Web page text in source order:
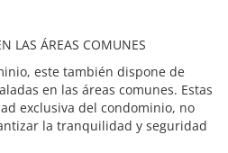
LAS ÁREAS COMUNES
este también dispone de
en las áreas comunes. Estas
exclusiva del condominio, no
la tranquilidad y seguridad